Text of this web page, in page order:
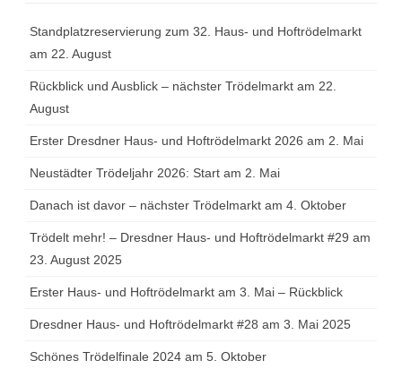
Standplatzreservierung zum 32. Haus- und Hoftrödelmarkt
am 22. August
Rückblick und Ausblick – nächster Trödelmarkt am 22.
August
Erster Dresdner Haus- und Hoftrödelmarkt 2026 am 2. Mai
Neustädter Trödeljahr 2026: Start am 2. Mai
Danach ist davor – nächster Trödelmarkt am 4. Oktober
Trödelt mehr! – Dresdner Haus- und Hoftrödelmarkt #29 am
23. August 2025
Erster Haus- und Hoftrödelmarkt am 3. Mai – Rückblick
Dresdner Haus- und Hoftrödelmarkt #28 am 3. Mai 2025
Schönes Trödelfinale 2024 am 5. Oktober